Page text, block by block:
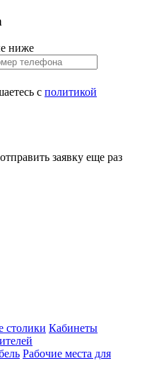
ниже
с политикой
заявку еще раз
столики Кабинеты
Рабочие места для